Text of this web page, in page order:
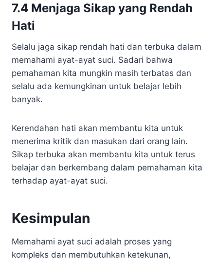
7.4 Menjaga Sikap yang Rendah
Hati
Selalu jaga sikap rendah hati dan terbuka dalam
memahami ayat-ayat suci. Sadari bahwa
pemahaman kita mungkin masih terbatas dan
selalu ada kemungkinan untuk belajar lebih
banyak.
Kerendahan hati akan membantu kita untuk
menerima kritik dan masukan dari orang lain.
Sikap terbuka akan membantu kita untuk terus
belajar dan berkembang dalam pemahaman kita
terhadap ayat-ayat suci.
Kesimpulan
Memahami ayat suci adalah proses yang
kompleks dan membutuhkan ketekunan,